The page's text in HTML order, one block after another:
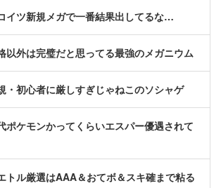
イツ新規メガで一番結果出してるな…
以外は完璧だと思ってる最強のメガニウム
・初心者に厳しすぎじゃねこのソシャゲ
ポケモンかってくらいエスパー優遇されて
トル厳選はAAA＆おてボ＆スキ確まで粘る